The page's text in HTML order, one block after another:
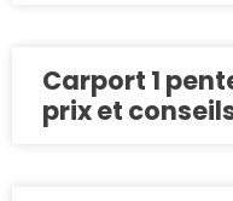
Carport 1
prix et